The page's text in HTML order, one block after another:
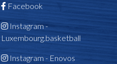
Facebook
Instagram -
Luxembourg.basketball
Instagram - Enovos